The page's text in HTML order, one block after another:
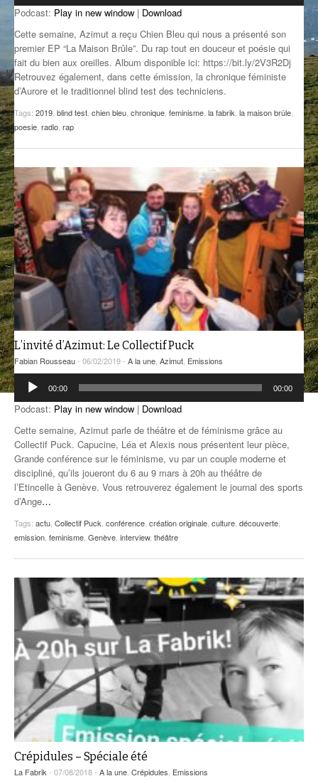
GROOVE N SUN
IL ÉTAIT UNE FOIS
L’ASTUCE DE LA PORTE EN BOIS
LA MINUTE LITTÉRAIRE
MUSIQUE DES ANTIPODES
NOS ANCIENS
SONORIK
THEME FORCE
ZIRCONIUM
PLUS DE MIX
Podcast: Play in new window | Download
Cette semaine, Azimut a reçu Chien Bleu qui nous a présenté son
premier EP “La Maison Brûle”. Du rap tout en douceur et poésie qui
fait du bien aux oreilles. Album disponible ici: https://bit.ly/2V3R2Dj
Retrouvez également, dans cette émission, la chronique féministe
d’Aurore et le traditionnel blind test des techniciens.
Tags: 2019 blind test chien bleu chronique feminisme la fabrik la maison brûle
poesie radio rap
L’invité d’Azimut: Le Collectif Puck
Fabian Rousseau- 06/02/2019 - A la une Azimut Emissions
Lecteur
audio
00:00 00:00
Podcast: Play in new window | Download
Cette semaine, Azimut parle de théâtre et de féminisme grâce au
Collectif Puck. Capucine, Léa et Alexis nous présentent leur pièce,
Grande conférence sur le féminisme, vu par un couple moderne et
discipliné, qu’ils joueront du 6 au 9 mars à 20h au théâtre de
l’Etincelle à Genève. Vous retrouverez également le journal des sports
d’Ange…
Tags: actu Collectif Puck conférence création originale culture découverte
emission feminisme Genève interview, théâtre
Crépidules – Spéciale été
La Fabrik - 07/08/2018 - A la une Crépidules Emissions